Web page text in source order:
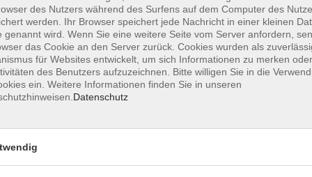
mit Microsoft 365 steigern und die Vorteile
im Homeoffice oder in der Projektarbeit.
statt.-Bitte überprüfen Sie vor Ihrer
für dieses Online-Angebot erfüllen.
mit Zoom X in der vhs.cloud brauchen
des Nutzers während des Surfens auf dem Computer des
werden. Ihr Browser speichert jede Nachricht in einer kleinen
genannt wird. Wenn Sie eine weitere Seite vom Server anfordern,
das Cookie an den Server zurück. Cookies wurden als
für Websites entwickelt, um sich Informationen zu merken
des Benutzers aufzuzeichnen. Bitte willigen Sie in die
ein. Weitere Informationen finden Sie in unseren
Datenschutz